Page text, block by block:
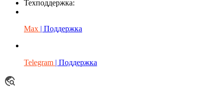
Техподдержка:
Max | Поддержка
Telegram | Поддержка